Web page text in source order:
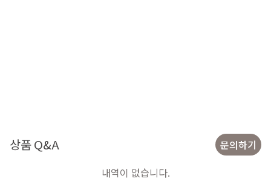
상품 Q&A
문의하기
내역이 없습니다.